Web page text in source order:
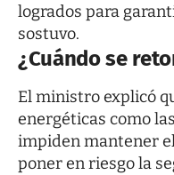
logrados para
sostuvo.
¿Cuándo se
El ministro explicó
energéticas como
impiden mantener
poner en riesgo la